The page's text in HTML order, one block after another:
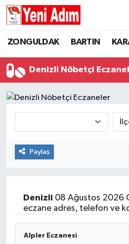
ZONGULDAK BARTIN
Denizli Nöbetçi
Paylaş
Denizli 08 Ağustos 2026
eczane adres, telefon ve
Alpler Eczanesi
ZONGULDAK
GÜNCEL
ZONGULDAK
GENEL
GÜNCEL
RESMİ İLAN
Zonguldak Hava Durumu
Tüm Manşetler